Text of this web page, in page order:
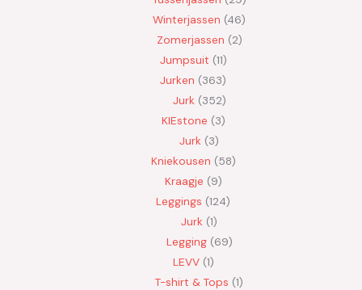
Winterjassen 46
Zomerjassen 2
Jumpsuit 11
Jurken 363
Jurk 352
KIEstone 3
Jurk 3
Kniekousen 58
Kraagje 9
Leggings 124
Jurk 1
Legging 69
LEVV 1
T-shirt & Tops 1